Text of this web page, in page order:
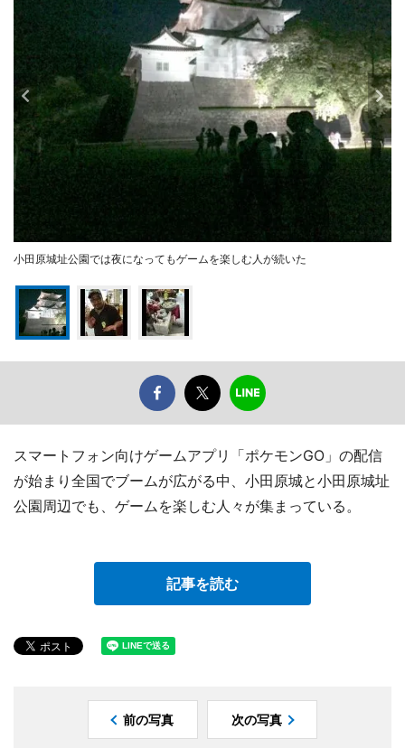
小田原城址公園では夜になってもゲームを楽しむ人が続いた
スマートフォン向けゲームアプリ「ポケモンGO」の配信
が始まり全国でブームが広がる中、小田原城と小田原城址
公園周辺でも、ゲームを楽しむ人々が集まっている。
記事を読む
前の写真 次の写真